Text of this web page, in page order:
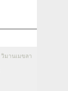
วิมานเมขลา